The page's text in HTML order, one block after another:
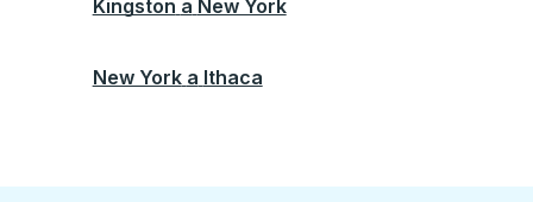
Kingston a New York
New York a Ithaca